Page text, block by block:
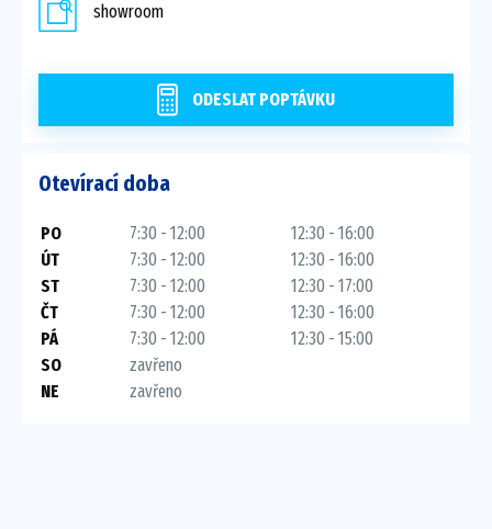
showroom
ODESLAT POPTÁVKU
Otevírací doba
PO 7:30 - 12:00
12:30 - 16:00
ÚT
7:30 - 12:00
12:30 - 16:00
ST
7:30 - 12:00
12:30 - 17:00
ČT
7:30 - 12:00
12:30 - 16:00
PÁ
7:30 - 12:00
12:30 - 15:00
SO
zavřeno
NE
zavřeno